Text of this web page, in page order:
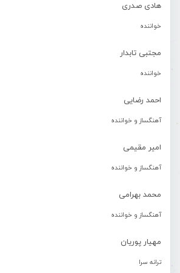
هادی صدری
خواننده
مجتبی تابدار
خواننده
احمد رضایی
آهنگساز و خواننده
امیر مقیمی
آهنگساز و خواننده
محمد بهرامی
آهنگساز و خواننده
مهیار پوریان
ترانه سرا